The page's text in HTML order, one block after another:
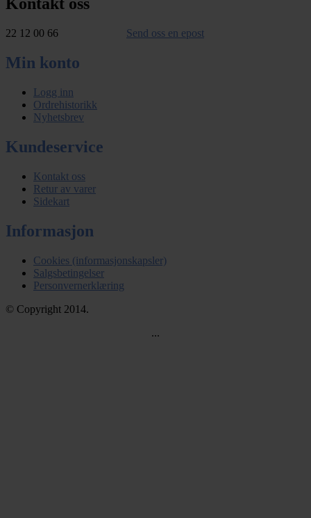
22 12 00 66 Send oss en epost
Min konto
Logg inn
Ordrehistorikk
Nyhetsbrev
Kundeservice
Kontakt oss
Retur av varer
Sidekart
Informasjon
Cookies (informasjonskapsler)
Salgsbetingelser
Personvernerklæring
© Copyright 2014.
...